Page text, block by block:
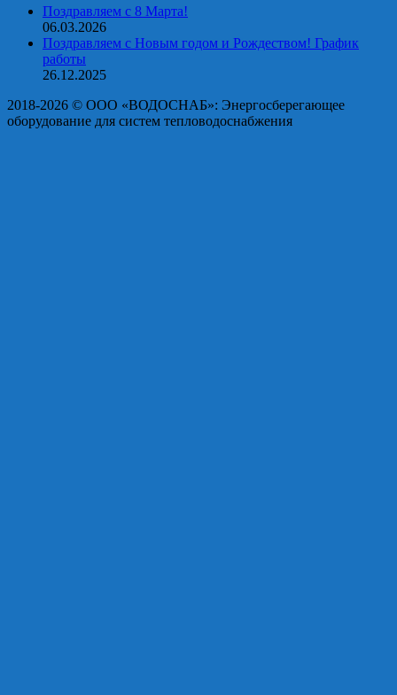
Поздравляем с 8 Марта!
06.03.2026
Поздравляем с Новым годом и Рождеством! График
работы
26.12.2025
2018-2026 © OOO «ВОДОСНАБ»: Энергосберегающее
оборудование для систем тепловодоснабжения